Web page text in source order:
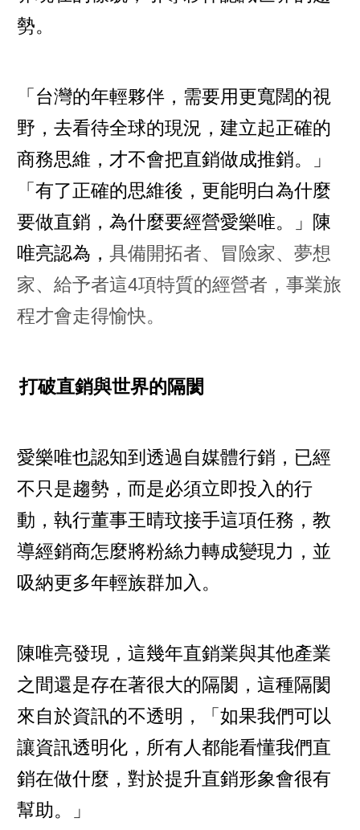
勢。
「台灣的年輕夥伴，需要用更寬闊的視
野，去看待全球的現況，建立起正確的
商務思維，才不會把直銷做成推銷。」
「有了正確的思維後，更能明白為什麼
要做直銷，為什麼要經營愛樂唯。」陳
唯亮認為， 具備開拓者、冒險家、夢想
家、給予者這4項特質的經營者，事業旅
程才會走得愉快。
打破直銷與世界的隔閡
愛樂唯也認知到透過自媒體行銷，已經
不只是趨勢，而是必須立即投入的行
動，執行董事王晴玟接手這項任務，教
導經銷商怎麼將粉絲力轉成變現力，並
吸納更多年輕族群加入。
陳唯亮發現，這幾年直銷業與其他產業
之間還是存在著很大的隔閡，這種隔閡
來自於資訊的不透明，「如果我們可以
讓資訊透明化，所有人都能看懂我們直
銷在做什麼，對於提升直銷形象會很有
幫助。」